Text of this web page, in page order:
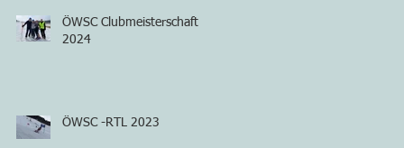
ÖWSC Clubmeisterschaft
2024
ÖWSC -RTL 2023